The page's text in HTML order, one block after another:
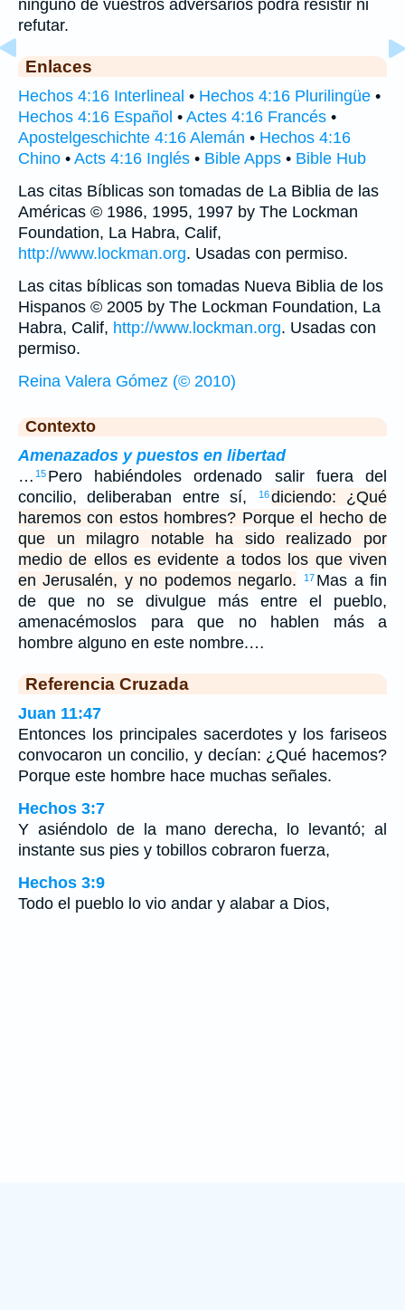
ninguno de vuestros adversarios podrá resistir ni
refutar.
Enlaces
Hechos 4:16 Interlineal • Hechos 4:16 Plurilingüe •
Hechos 4:16 Español • Actes 4:16 Francés •
Apostelgeschichte 4:16 Alemán • Hechos 4:16
Chino • Acts 4:16 Inglés • Bible Apps • Bible Hub
Las citas Bíblicas son tomadas de La Biblia de las
Américas © 1986, 1995, 1997 by The Lockman
Foundation, La Habra, Calif,
http://www.lockman.org. Usadas con permiso.
Las citas bíblicas son tomadas Nueva Biblia de los
Hispanos © 2005 by The Lockman Foundation, La
Habra, Calif, http://www.lockman.org. Usadas con
permiso.
Reina Valera Gómez (© 2010)
Contexto
Amenazados y puestos en libertad
… 15 Pero habiéndoles ordenado salir fuera del
concilio, deliberaban entre sí,
16diciendo: ¿Qué
haremos con estos hombres? Porque el hecho de
que un milagro notable ha sido realizado por
medio de ellos es evidente a todos los que viven
en Jerusalén, y no podemos negarlo.
17 Mas a fin
de que no se divulgue más entre el pueblo,
amenacémoslos para que no hablen más a
hombre alguno en este nombre.…
Referencia Cruzada
Juan 11:47
Entonces los principales sacerdotes y los fariseos
convocaron un concilio, y decían: ¿Qué hacemos?
Porque este hombre hace muchas señales.
Hechos 3:7
Y asiéndolo de la mano derecha, lo levantó; al
instante sus pies y tobillos cobraron fuerza,
Hechos 3:9
Todo el pueblo lo vio andar y alabar a Dios,